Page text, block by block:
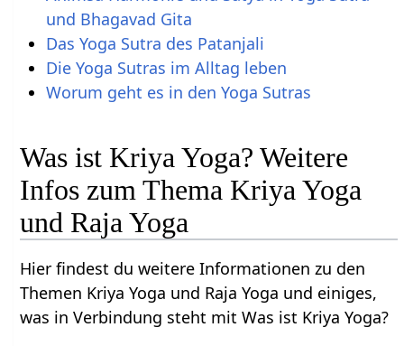
und Bhagavad Gita
Das Yoga Sutra des Patanjali
Die Yoga Sutras im Alltag leben
Worum geht es in den Yoga Sutras
Was ist Kriya Yoga? Weitere
Infos zum Thema Kriya Yoga
und Raja Yoga
Hier findest du weitere Informationen zu den
Themen Kriya Yoga und Raja Yoga und einiges,
was in Verbindung steht mit Was ist Kriya Yoga?